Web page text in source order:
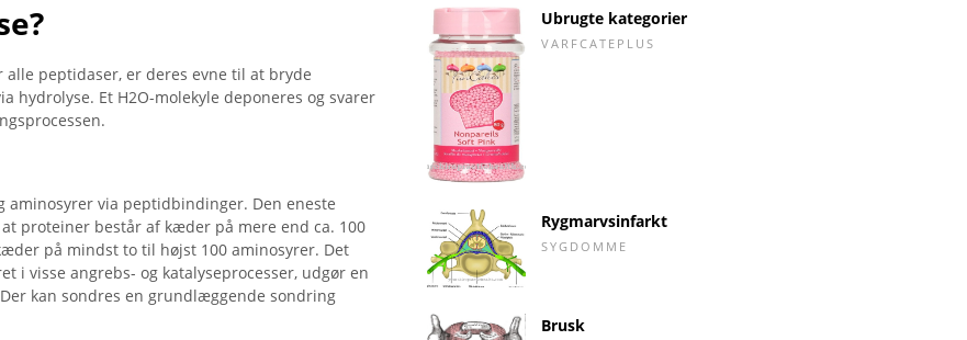
alle peptidaser, er deres evne til at bryde
hydrolyse. Et H2O-molekyle deponeres og svarer
via peptidbindinger. Den eneste
proteiner består af kæder på mere end ca. 100
på mindst to til højst 100 aminosyrer. Det
i visse angrebs- og katalyseprocesser, udgør en
kan sondres en grundlæggende sondring
Ubrugte kategorier
VARFCATEPLUS
Rygmarvsinfarkt
SYGDOMME
Brusk